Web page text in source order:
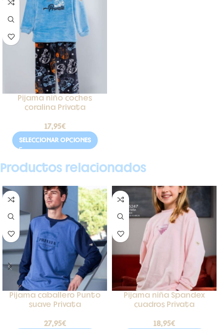
Pijama niño coches
coralina Privata
17,95€
SELECCIONAR OPCIONES
Productos relacionados
Pijama caballero Punto
suave Privata
27,95€
Pijama niña Spandex
cuadros Privata
18,95€